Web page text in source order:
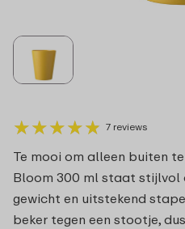
★★★★★
★★★★★ 7 reviews
Te mooi om alleen buiten
Bloom 300 ml staat stijlvol
gewicht en uitstekend
beker tegen een stootje,